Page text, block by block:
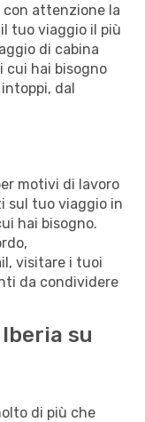
attenzione la
tuo viaggio il più
di cabina
hai bisogno
dal
motivi di lavoro
sul tuo viaggio in
hai bisogno.
visitare i tuoi
da condividere
su
di più che